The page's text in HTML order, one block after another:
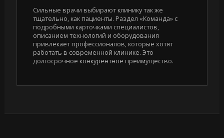
Сильные врачи выбирают клинику так же
тщательно, как пациенты. Раздел «Команда» с
подробными карточками специалистов,
описанием технологий и оборудования
привлекает профессионалов, которые хотят
работать в современной клинике. Это
долгосрочное конкурентное преимущество.